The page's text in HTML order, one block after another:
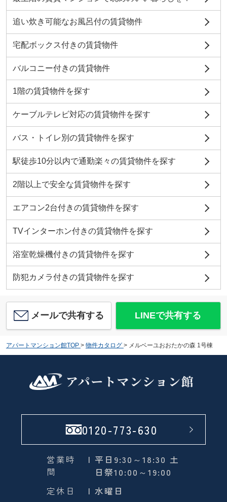
追い炊き可能なお風呂付の賃貸物件
宅配ボックス付きの賃貸物件
バルコニー付きの賃貸物件
1階の賃貸物件を探す
ケーブルテレビ対応の賃貸物件を探す
バス・トイレ別の賃貸物件を探す
駅徒歩10分以内で通勤楽々の賃貸物件を探す
2階以上で安全な賃貸物件を探す
エアコン2台付きの賃貸物件を探す
TVインターホン付きの賃貸物件を探す
浴室乾燥機付きの賃貸物件を探す
防犯カメラ付きの賃貸物件を探す
メールで共有する LINEで共有する
アパートマンション館TOP > 物件カタログ > メルベーユおおたかの森 1号棟
0120-773-630
営業時
間
| 平日9:30～18:30 土
日祭10:00～19:00
定休日
| 水曜日